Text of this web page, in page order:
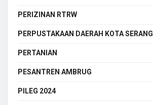
PERIZINAN RTRW
PERPUSTAKAAN DAERAH KOTA SERANG
PERTANIAN
PESANTREN AMBRUG
PILEG 2024